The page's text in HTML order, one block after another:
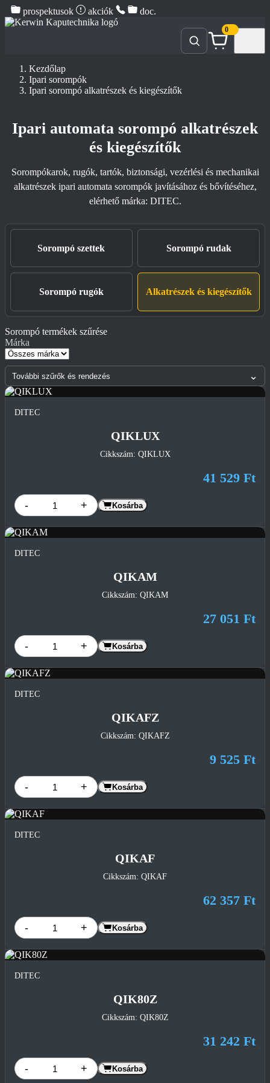
prospektusok akciók doc.
0
Kezdőlap
Ipari sorompók
Ipari sorompó alkatrészek és kiegészítők
Ipari automata sorompó alkatrészek
és kiegészítők
Sorompókarok, rugók, tartók, biztonsági, vezérlési és mechanikai
alkatrészek ipari automata sorompók javításához és bővítéséhez,
elérhető márka: DITEC.
Sorompó szettek Sorompó rudak
Sorompó rugók Alkatrészek és kiegészítők
Sorompó termékek szűrése
Márka
További szűrők és rendezés ⌄
DITEC
QIKLUX
Cikkszám: QIKLUX
41 529 Ft
- + Kosárba
DITEC
QIKAM
Cikkszám: QIKAM
27 051 Ft
- + Kosárba
DITEC
QIKAFZ
Cikkszám: QIKAFZ
9 525 Ft
- + Kosárba
DITEC
QIKAF
Cikkszám: QIKAF
62 357 Ft
- + Kosárba
DITEC
QIK80Z
Cikkszám: QIK80Z
31 242 Ft
- + Kosárba